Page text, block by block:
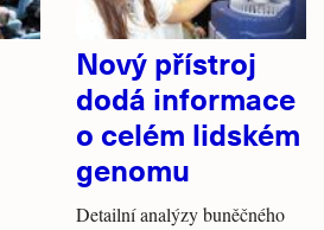
Nový přístroj
dodá informace
o celém lidském
genomu
Detailní analýzy buněčného